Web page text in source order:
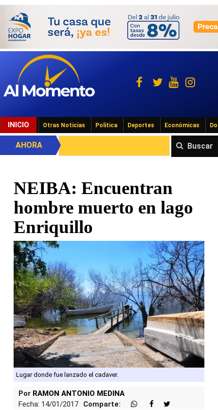
INICIO Otras Noticias Política Deportes Económicas
Buscar
AHORA
NEIBA: Encuentran
hombre muerto en lago
Enriquillo
Lugar donde fue lanzado el cadaver.
Por RAMON ANTONIO MEDINA
Fecha: 14/01/2017
Comparte: